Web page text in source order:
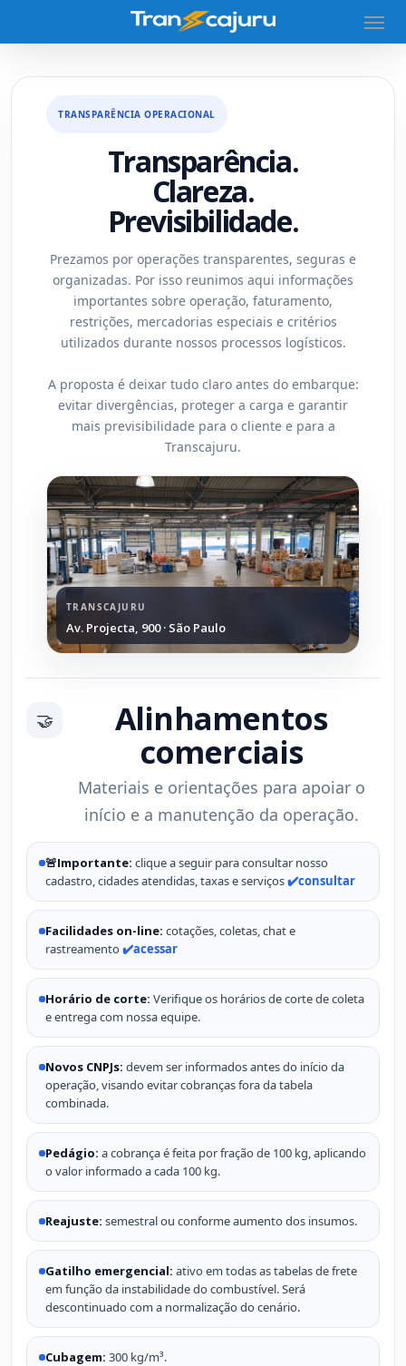
TRANSPARÊNCIA OPERACIONAL
Transparência.
Clareza.
Previsibilidade.
Prezamos por operações transparentes, seguras e
organizadas. Por isso reunimos aqui informações
importantes sobre operação, faturamento,
restrições, mercadorias especiais e critérios
utilizados durante nossos processos logísticos.
A proposta é deixar tudo claro antes do embarque:
evitar divergências, proteger a carga e garantir
mais previsibilidade para o cliente e para a
Transcajuru.
TRANSCAJURU
Av. Projecta, 900 · São Paulo
🤝
Alinhamentos
comerciais
Materiais e orientações para apoiar o
início e a manutenção da operação.
🚨Importante: clique a seguir para consultar nosso
cadastro, cidades atendidas, taxas e serviços✔️consultar
Facilidades on-line: cotações, coletas, chat e
rastreamento✔️acessar
Horário de corte: Verifique os horários de corte de coleta
e entrega com nossa equipe.
Novos CNPJs: devem ser informados antes do início da
operação, visando evitar cobranças fora da tabela
combinada.
Pedágio: a cobrança é feita por fração de 100 kg, aplicando
o valor informado a cada 100 kg.
Reajuste: semestral ou conforme aumento dos insumos.
Gatilho emergencial: ativo em todas as tabelas de frete
em função da instabilidade do combustível. Será
descontinuado com a normalização do cenário.
Cubagem: 300 kg/m³.